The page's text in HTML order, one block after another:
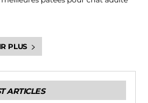
PLUS
ARTICLES